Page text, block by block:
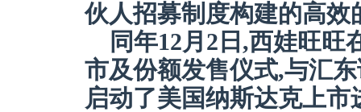
伙人招募制度构建的高
同年12月2日,西娃旺
市及份额发售仪式,与汇
启动了美国纳斯达克上